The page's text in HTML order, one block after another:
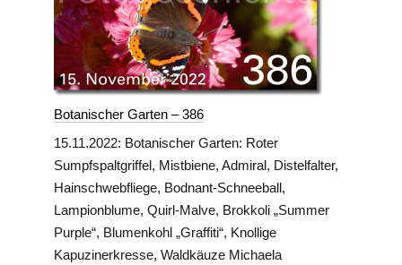
Botanischer Garten – 386
15.11.2022: Botanischer Garten: Roter
Sumpfspaltgriffel, Mistbiene, Admiral, Distelfalter,
Hainschwebfliege, Bodnant-Schneeball,
Lampionblume, Quirl-Malve, Brokkoli „Summer
Purple“, Blumenkohl „Graffiti“, Knollige
Kapuzinerkresse, Waldkäuze Michaela